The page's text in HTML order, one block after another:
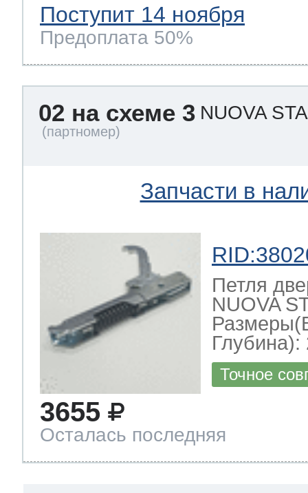
Поступит 14 ноября
Предоплата 50%
02 на схеме 3 NUOVA
Запчасти в
Петля
NUOVA
Глубина):
Точное
3655
Осталась последняя